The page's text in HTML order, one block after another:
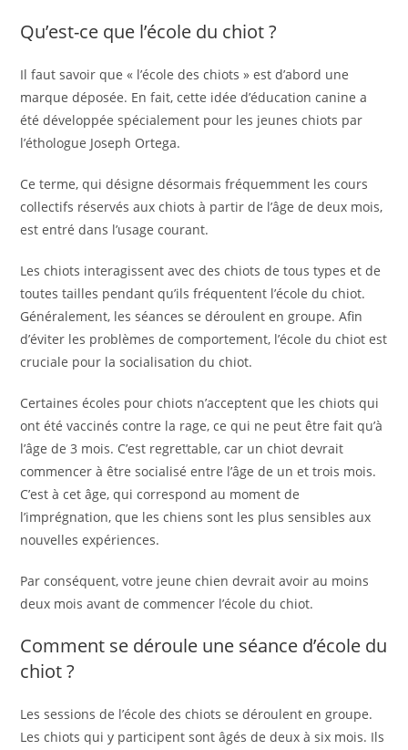
Qu’est-ce que l’école du chiot ?
Il faut savoir que « l’école des chiots » est d’abord une
marque déposée. En fait, cette idée d’éducation canine a
été développée spécialement pour les jeunes chiots par
l’éthologue Joseph Ortega.
Ce terme, qui désigne désormais fréquemment les cours
collectifs réservés aux chiots à partir de l’âge de deux mois,
est entré dans l’usage courant.
Les chiots interagissent avec des chiots de tous types et de
toutes tailles pendant qu’ils fréquentent l’école du chiot.
Généralement, les séances se déroulent en groupe. Afin
d’éviter les problèmes de comportement, l’école du chiot est
cruciale pour la socialisation du chiot.
Certaines écoles pour chiots n’acceptent que les chiots qui
ont été vaccinés contre la rage, ce qui ne peut être fait qu’à
l’âge de 3 mois. C’est regrettable, car un chiot devrait
commencer à être socialisé entre l’âge de un et trois mois.
C’est à cet âge, qui correspond au moment de
l’imprégnation, que les chiens sont les plus sensibles aux
nouvelles expériences.
Par conséquent, votre jeune chien devrait avoir au moins
deux mois avant de commencer l’école du chiot.
Comment se déroule une séance d’école du
chiot ?
Les sessions de l’école des chiots se déroulent en groupe.
Les chiots qui y participent sont âgés de deux à six mois. Ils